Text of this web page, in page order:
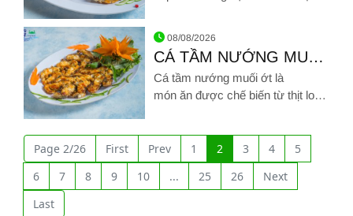
Hình ảnh về CÁ MÚ NƯỚNG MUỐI ỚT
khẩu vị khác nhau
08/08/2026
CÁ TẦM NƯỚNG MUỐI
ỚT
Cá tầm nướng muối ớt là
món ăn được chế biến từ thịt loài
thịt ngọt và béo ngậy khiến nó trở
thành món ăn thượng hạng được
nhiều người yêu thích
Page 2/26 First Prev 1 2 3 4
5
6
7 8 9 10 ... 25 26
Next
Last